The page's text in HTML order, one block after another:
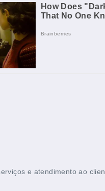
e atendimento ao